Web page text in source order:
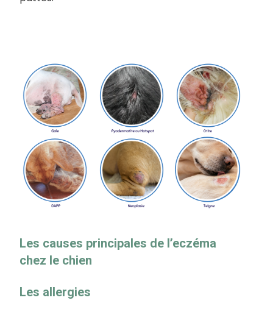
Les causes principales de l’eczéma
chez le chien
Les allergies